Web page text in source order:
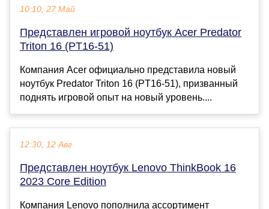
10:10, 27 Май
Представлен игровой ноутбук Acer Predator
Triton 16 (PT16-51)
Компания Acer официально представила новый
ноутбук Predator Triton 16 (PT16-51), призванный
поднять игровой опыт на новый уровень....
12:30, 12 Авг
Представлен ноутбук Lenovo ThinkBook 16
2023 Core Edition
Компания Lenovo пополнила ассортимент